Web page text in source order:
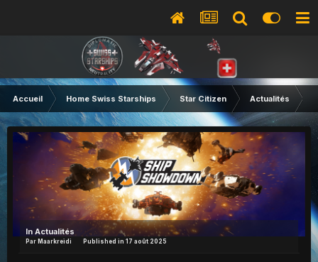
Accueil Home Swiss Starships Star Citizen Actualités
InActualités
Par Maarkreidi Published in17 août 2025